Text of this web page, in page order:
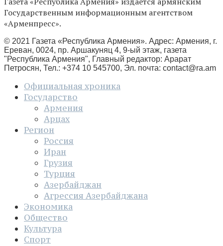
Государственным информационным агентством
«Арменпресс».
© 2021 Газета «Республика Армения». Адрес: Армения, г.
Ереван, 0024, пр. Аршакуняц 4, 9-ый этаж, газета
"Республика Армения", Главный редактор: Арарат
Петросян, Тел.: +374 10 545700, Эл. почта: contact@ra.am
Официальная хроника
Государство
Армения
Арцах
Регион
Россия
Иран
Грузия
Турция
Азербайджан
Агрессия Азербайджана
Экономика
Общество
Культура
Спорт